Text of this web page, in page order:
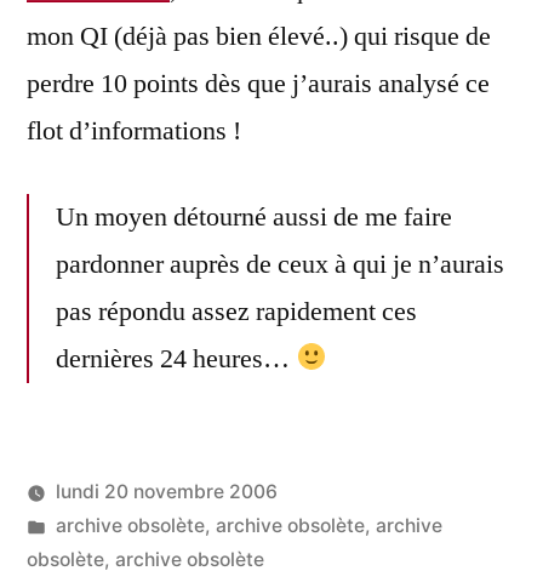
mon QI (déjà pas bien élevé..) qui risque de
perdre 10 points dès que j’aurais analysé ce
flot d’informations !
Un moyen détourné aussi de me faire
pardonner auprès de ceux à qui je n’aurais
pas répondu assez rapidement ces
dernières 24 heures…
Publié
par
LucL
lundi 20 novembre 2006
Publié
dans
archive obsolète, archive obsolète, archive
obsolète, archive obsolète